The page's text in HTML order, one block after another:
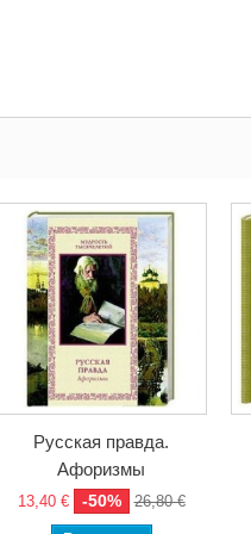
Русская правда.
Афоризмы
13,40 € -50% 26,80 €